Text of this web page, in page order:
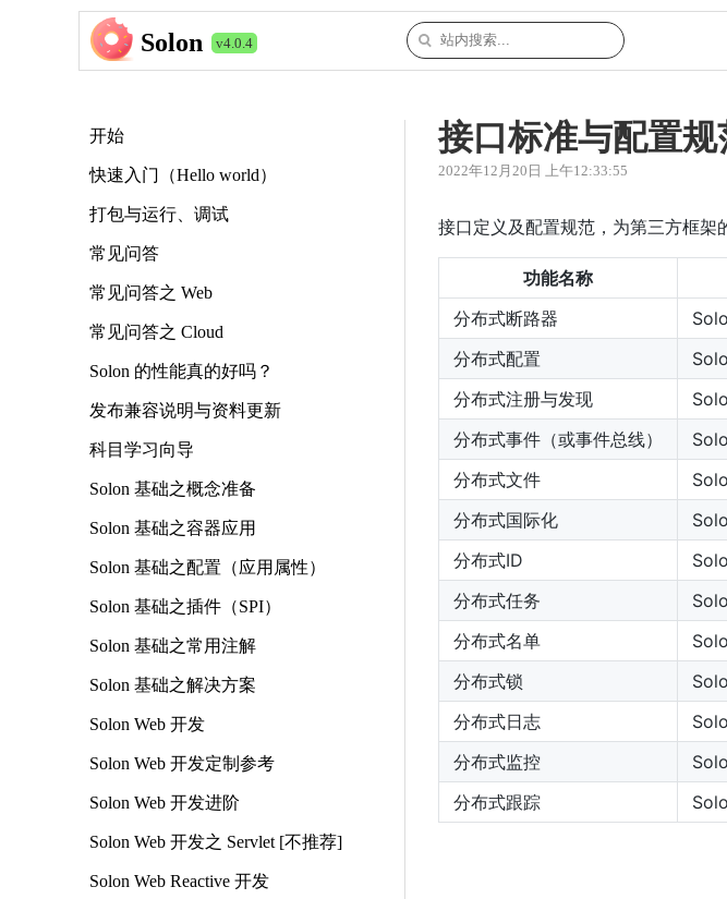
Solon v4.0.4
开始
快速入门（Hello world）
打包与运行、调试
常见问答
常见问答之 Web
常见问答之 Cloud
Solon 的性能真的好吗？
发布兼容说明与资料更新
科目学习向导
Solon 基础之概念准备
Solon 基础之容器应用
Solon 基础之配置（应用属性）
Solon 基础之插件（SPI）
Solon 基础之常用注解
Solon 基础之解决方案
Solon Web 开发
Solon Web 开发定制参考
Solon Web 开发进阶
Solon Web 开发之 Servlet [不推荐]
Solon Web Reactive 开发
接口标准与配置规
2022年12月20日 上午12:33:55
接口定义及配置规范，为第三方框架
功能名称
分布式断路器
分布式配置
分布式注册与发现
分布式事件（或事件总线）
分布式文件
分布式国际化
分布式ID
分布式任务
分布式名单
分布式锁
分布式日志
分布式监控
分布式跟踪